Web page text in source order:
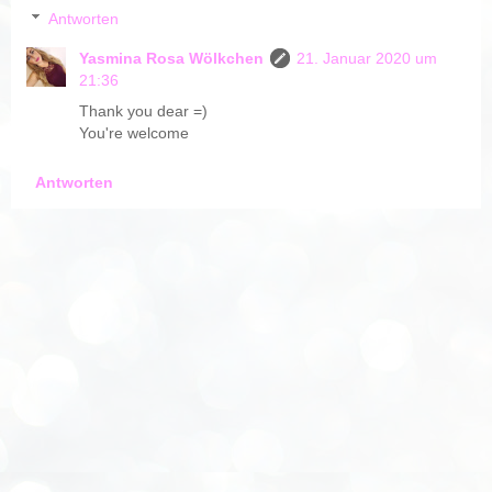
Antworten
Yasmina Rosa Wölkchen
21. Januar 2020 um
21:36
Thank you dear =)
You're welcome
Antworten